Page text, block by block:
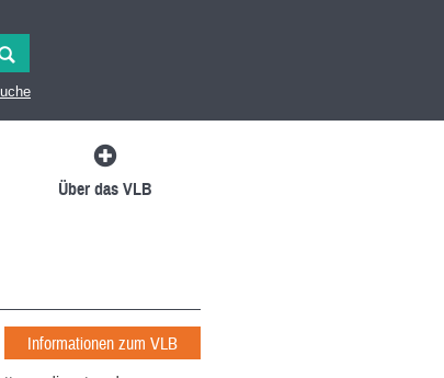
Über das VLB
Informationen zum VLB